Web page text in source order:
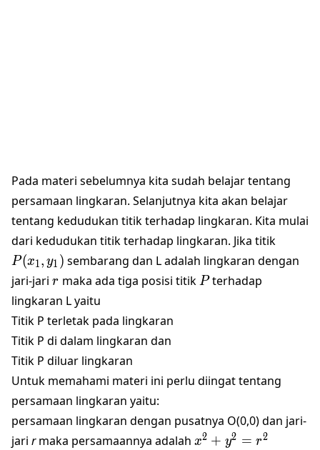
Pada materi sebelumnya kita sudah belajar tentang
persamaan lingkaran. Selanjutnya kita akan belajar
tentang kedudukan titik terhadap lingkaran. Kita mulai
dari kedudukan titik terhadap lingkaran. Jika titik
P(x1, y1 ) sembarang dan L adalah lingkaran dengan
jari-jari r
r maka ada tiga posisi titik P
Pterhadap
lingkaran L yaitu
Titik P terletak pada lingkaran
Titik P di dalam lingkaran dan
Titik P diluar lingkaran
Untuk memahami materi ini perlu diingat tentang
persamaan lingkaran yaitu:
persamaan lingkaran dengan pusatnya O(0,0) dan jari-
jari rmaka persamaannya adalah x^2+y^2=r^2
x2 + y2 = r2